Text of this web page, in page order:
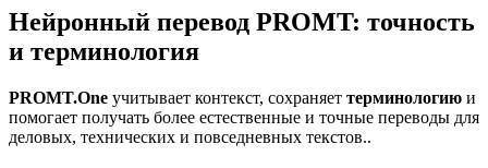
Нейронный перевод PROMT: точность
и терминология
PROMT.One учитывает контекст, сохраняет терминологию и
помогает получать более естественные и точные переводы для
деловых, технических и повседневных текстов..